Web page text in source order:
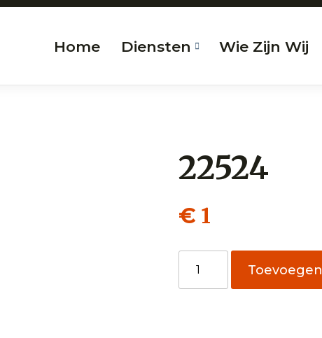
Home Diensten Wie Zijn Wij
22524
€ 1
aantal
Toevoegen